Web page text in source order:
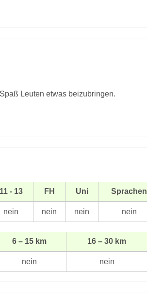
Leuten etwas beizubringen.
11 - 13 FH Uni Sprachen
nein nein nein nein
6 – 15 km 16 – 30 km
nein nein